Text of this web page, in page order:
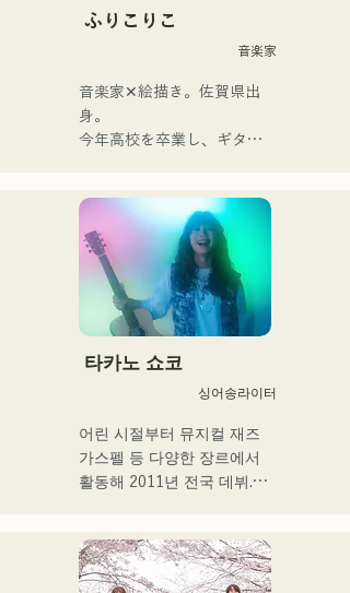
는, 때로는 상냥하고, 때로 격
뿌리가 더해져 폭넓은 악곡
을 만들어, 「영화가요 록」
을 내걸고 활동하고 있다.
ふりこりこ
音楽家
音楽家✕絵描き。佐賀県出
身。
今年高校を卒業し、ギター
行う傍ら、大胆な色彩感覚
を活かしたアート制作に励
む。枠に収まりきれないマ
ルチな表現スタイルを確立
するため、日々探求を続け
ている。現在はSNSを中心
に、自身の表現を発信中。
타카노 쇼코
싱어송라이터
어린 시절부터 뮤지컬 재즈
가스펠 등 다양한 장르에서
활동해 2011년 전국 데뷔.
어져 기업 CM송이나 영화
등에도 많이 종사한다.